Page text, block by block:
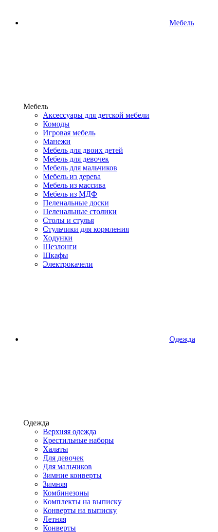
Мебель
Мебель
Аксессуары для детской мебели
Комоды
Игровая мебель
Манежи
Мебель для двоих детей
Мебель для девочек
Мебель для мальчиков
Мебель из дерева
Мебель из массива
Мебель из МДФ
Пеленальные доски
Пеленальные столики
Столы и стулья
Стульчики для кормления
Ходунки
Шезлонги
Шкафы
Электрокачели
Одежда
Одежда
Верхняя одежда
Крестильные наборы
Халаты
Для девочек
Для мальчиков
Зимние конверты
Зимняя
Комбинезоны
Комплекты на выписку
Конверты на выписку
Летняя
Конверты